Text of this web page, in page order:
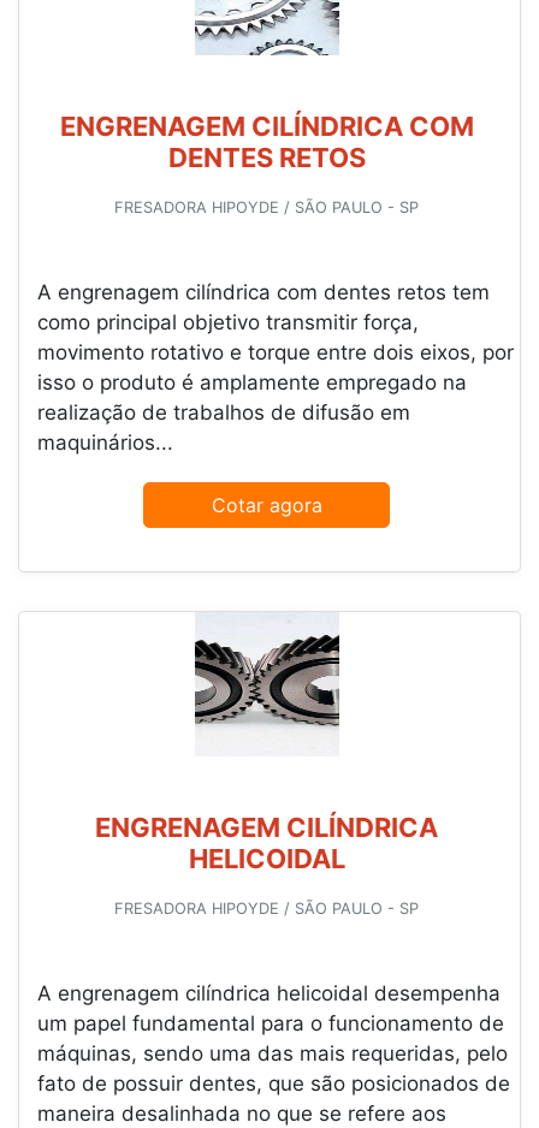
ENGRENAGEM CILÍNDRICA COM
DENTES RETOS
FRESADORA HIPOYDE / SÃO PAULO - SP
A engrenagem cilíndrica com dentes retos tem
como principal objetivo transmitir força,
movimento rotativo e torque entre dois eixos, por
isso o produto é amplamente empregado na
realização de trabalhos de difusão em
maquinários...
Cotar agora
ENGRENAGEM CILÍNDRICA
HELICOIDAL
FRESADORA HIPOYDE / SÃO PAULO - SP
A engrenagem cilíndrica helicoidal desempenha
um papel fundamental para o funcionamento de
máquinas, sendo uma das mais requeridas, pelo
fato de possuir dentes, que são posicionados de
maneira desalinhada no que se refere aos